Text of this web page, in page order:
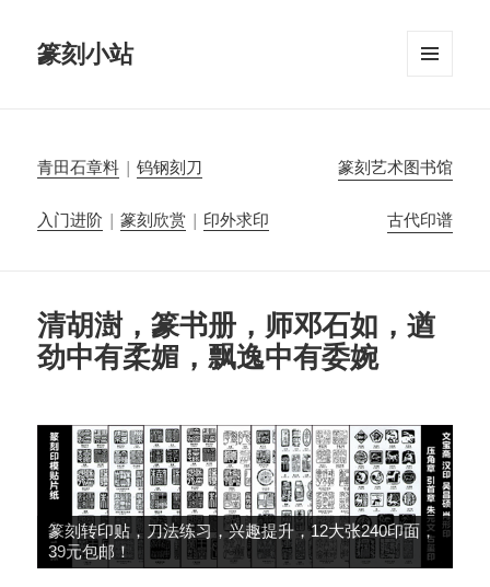
篆刻小站
青田石章料 |钨钢刻刀 篆刻艺术图书馆
入门进阶 |篆刻欣赏 | 印外求印 古代印谱
清胡澍，篆书册，师邓石如，遒
劲中有柔媚，飘逸中有委婉
篆刻转印贴，刀法练习，兴趣提升，12大张240印面，
39元包邮！